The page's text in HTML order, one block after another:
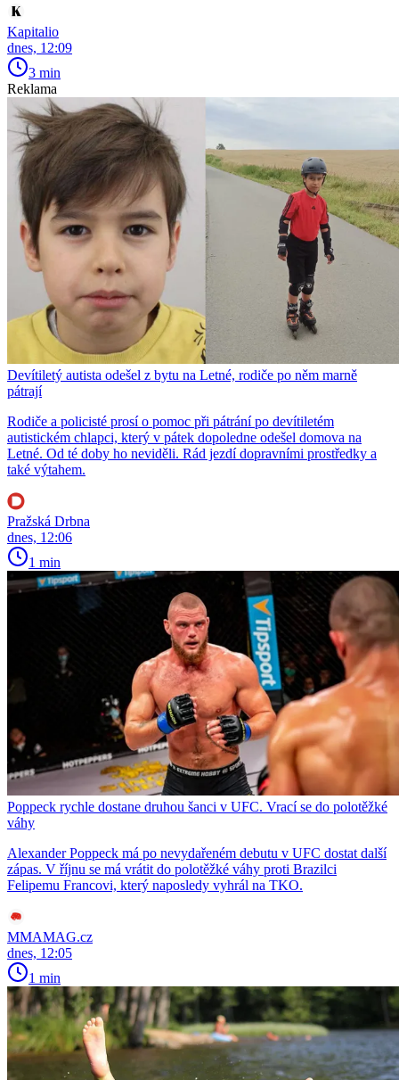
Kapitalio
dnes, 12:09
3 min
Reklama
Devítiletý autista odešel z bytu na Letné, rodiče po něm marně
pátrají
Rodiče a policisté prosí o pomoc při pátrání po devítiletém
autistickém chlapci, který v pátek dopoledne odešel domova na
Letné. Od té doby ho neviděli. Rád jezdí dopravními prostředky a
také výtahem.
Pražská Drbna
dnes, 12:06
1 min
Poppeck rychle dostane druhou šanci v UFC. Vrací se do polotěžké
váhy
Alexander Poppeck má po nevydařeném debutu v UFC dostat další
zápas. V říjnu se má vrátit do polotěžké váhy proti Brazilci
Felipemu Francovi, který naposledy vyhrál na TKO.
MMAMAG.cz
dnes, 12:05
1 min